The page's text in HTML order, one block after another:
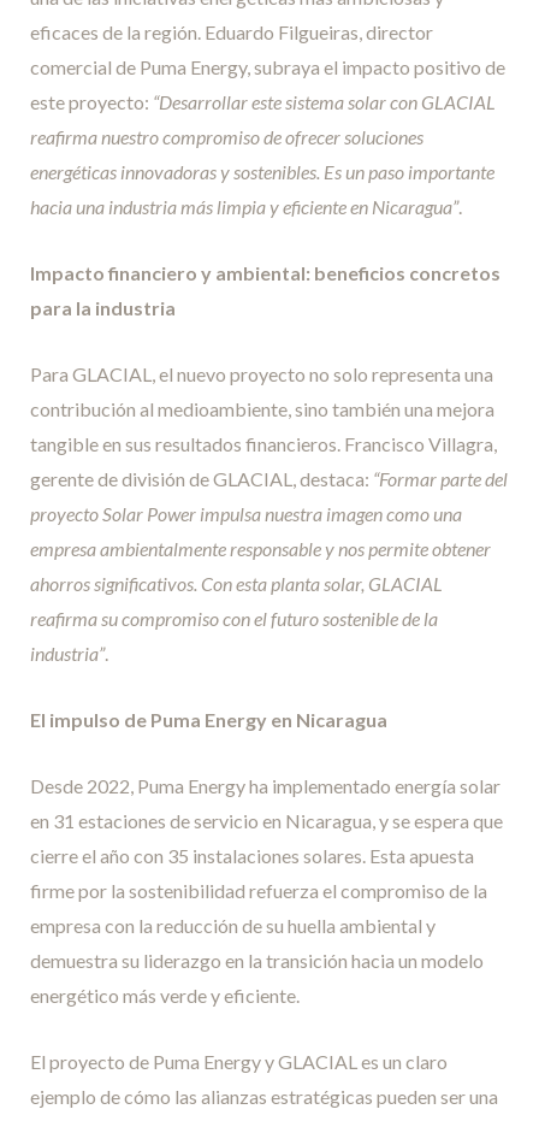
eficaces de la región. Eduardo Filgueiras, director
comercial de Puma Energy, subraya el impacto positivo de
este proyecto: “Desarrollar este sistema solar con GLACIAL
reafirma nuestro compromiso de ofrecer soluciones
energéticas innovadoras y sostenibles. Es un paso importante
hacia una industria más limpia y eficiente en Nicaragua”.
Impacto financiero y ambiental: beneficios concretos
para la industria
Para GLACIAL, el nuevo proyecto no solo representa una
contribución al medioambiente, sino también una mejora
tangible en sus resultados financieros. Francisco Villagra,
gerente de división de GLACIAL, destaca: “Formar parte del
proyecto Solar Power impulsa nuestra imagen como una
empresa ambientalmente responsable y nos permite obtener
ahorros significativos. Con esta planta solar, GLACIAL
reafirma su compromiso con el futuro sostenible de la
industria”.
El impulso de Puma Energy en Nicaragua
Desde 2022, Puma Energy ha implementado energía solar
en 31 estaciones de servicio en Nicaragua, y se espera que
cierre el año con 35 instalaciones solares. Esta apuesta
firme por la sostenibilidad refuerza el compromiso de la
empresa con la reducción de su huella ambiental y
demuestra su liderazgo en la transición hacia un modelo
energético más verde y eficiente.
El proyecto de Puma Energy y GLACIAL es un claro
ejemplo de cómo las alianzas estratégicas pueden ser una